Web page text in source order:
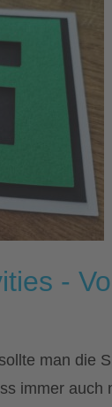
-
man die
immer